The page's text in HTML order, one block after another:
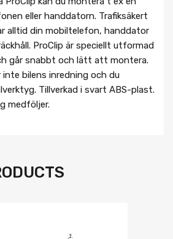
eller handdatorn. Trafiksäkert
alltid din mobiltelefon, handdator
ProClip är speciellt utformad
går snabbt och lätt att montera.
inte bilens inredning och du
Tillverkad i svart ABS-plast.
medföljer.